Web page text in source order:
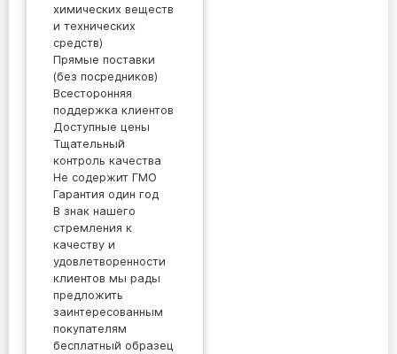
химических веществ
и технических
средств)
Прямые поставки
(без посредников)
Всесторонняя
поддержка клиентов
Доступные цены
Тщательный
контроль качества
Не содержит ГМО
Гарантия один год
В знак нашего
стремления к
качеству и
удовлетворенности
клиентов мы рады
предложить
заинтересованным
покупателям
бесплатный образец